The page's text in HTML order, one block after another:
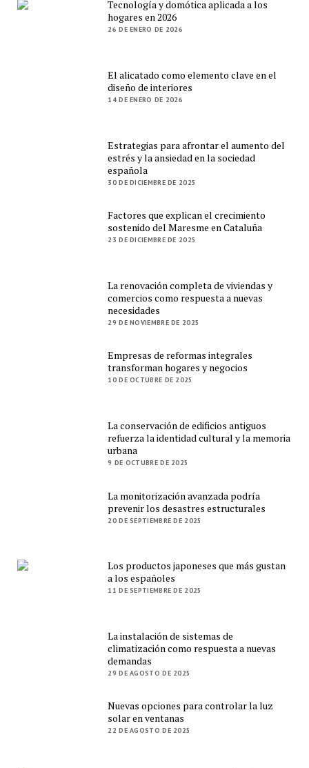
Tecnología y domótica aplicada a los
hogares en 2026
26 DE ENERO DE 2026
El alicatado como elemento clave en el
diseño de interiores
14 DE ENERO DE 2026
Estrategias para afrontar el aumento del
estrés y la ansiedad en la sociedad
española
30 DE DICIEMBRE DE 2025
Factores que explican el crecimiento
sostenido del Maresme en Cataluña
23 DE DICIEMBRE DE 2025
La renovación completa de viviendas y
comercios como respuesta a nuevas
necesidades
29 DE NOVIEMBRE DE 2025
Empresas de reformas integrales
transforman hogares y negocios
10 DE OCTUBRE DE 2025
La conservación de edificios antiguos
refuerza la identidad cultural y la memoria
urbana
9 DE OCTUBRE DE 2025
La monitorización avanzada podría
prevenir los desastres estructurales
20 DE SEPTIEMBRE DE 2025
Los productos japoneses que más gustan
a los españoles
11 DE SEPTIEMBRE DE 2025
La instalación de sistemas de
climatización como respuesta a nuevas
demandas
29 DE AGOSTO DE 2025
Nuevas opciones para controlar la luz
solar en ventanas
22 DE AGOSTO DE 2025